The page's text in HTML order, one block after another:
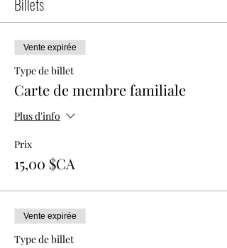
Billets
Vente expirée
Type de billet
Carte de membre familiale
Plus d'info
Prix
15,00 $CA
Vente expirée
Type de billet